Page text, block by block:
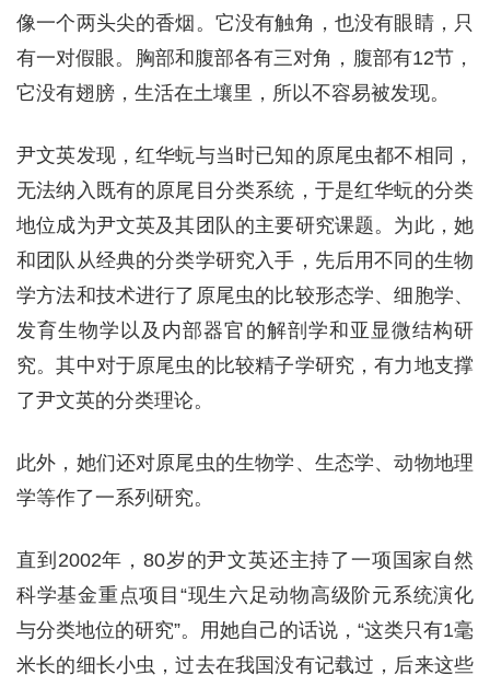
像一个两头尖的香烟。它没有触角，也没有眼睛，只
有一对假眼。胸部和腹部各有三对角，腹部有12节，
它没有翅膀，生活在土壤里，所以不容易被发现。
尹文英发现，红华蚖与当时已知的原尾虫都不相同，
无法纳入既有的原尾目分类系统，于是红华蚖的分类
地位成为尹文英及其团队的主要研究课题。为此，她
和团队从经典的分类学研究入手，先后用不同的生物
学方法和技术进行了原尾虫的比较形态学、细胞学、
发育生物学以及内部器官的解剖学和亚显微结构研
究。其中对于原尾虫的比较精子学研究，有力地支撑
了尹文英的分类理论。
此外，她们还对原尾虫的生物学、生态学、动物地理
学等作了一系列研究。
直到2002年，80岁的尹文英还主持了一项国家自然
科学基金重点项目“现生六足动物高级阶元系统演化
与分类地位的研究”。用她自己的话说，“这类只有1毫
米长的细长小虫，过去在我国没有记载过，后来这些